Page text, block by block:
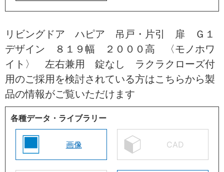
リビングドア ハピア 吊戸・片引 扉 Ｇ１
デザイン ８１９幅 ２０００高 〈モノホワ
イト〉 左右兼用 錠なし ラクラクローズ付
用のご採用を検討されている方はこちらから製
品の情報がご覧いただけます
各種データ・ライブラリー
画像 CAD